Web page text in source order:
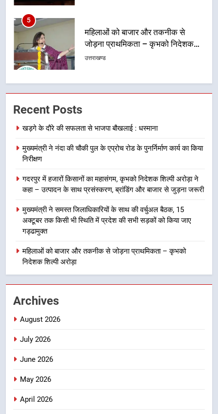
6
मुख्यमंत्री धामी ने मातृशक्ति से किया सीधा
संवाद, महिला सशक्तिकरण को बताया
विकास का आधार
उत्तराखण्ड
7
उत्तराखण्ड
8
सेंटर, पॉक्सो एक्ट और हेल्पलाइन नंबरों की
दी जानकारी
उत्तराखण्ड
1
खड़गे के दौरे की सफलता से भाजपा
उत्तराखण्ड
3
Recent Posts
खड़गे के दौरे की सफलता से भाजपा बौखलाई : धस्माना
मुख्यमंत्री ने नंदा की चौकी पुल के एप्रोच रोड के पुनर्निर्माण कार्य का किया
निरीक्षण
गदरपुर में हजारों किसानों का महासंगम, कृभको निदेशक शिल्पी अरोड़ा ने
कहा – उत्पादन के साथ प्रसंस्करण, ब्रांडिंग और बाजार से जुड़ना जरूरी
मुख्यमंत्री ने समस्त जिलाधिकारियों के साथ की वर्चुअल बैठक, 15
अक्टूबर तक किसी भी स्थिति में प्रदेश की सभी सड़कों को किया जाए
गड्ढामुक्त
महिलाओं को बाजार और तकनीक से जोड़ना प्राथमिकता – कृभको
निदेशक शिल्पी अरोड़ा
Archives
August 2026
July 2026
June 2026
May 2026
April 2026